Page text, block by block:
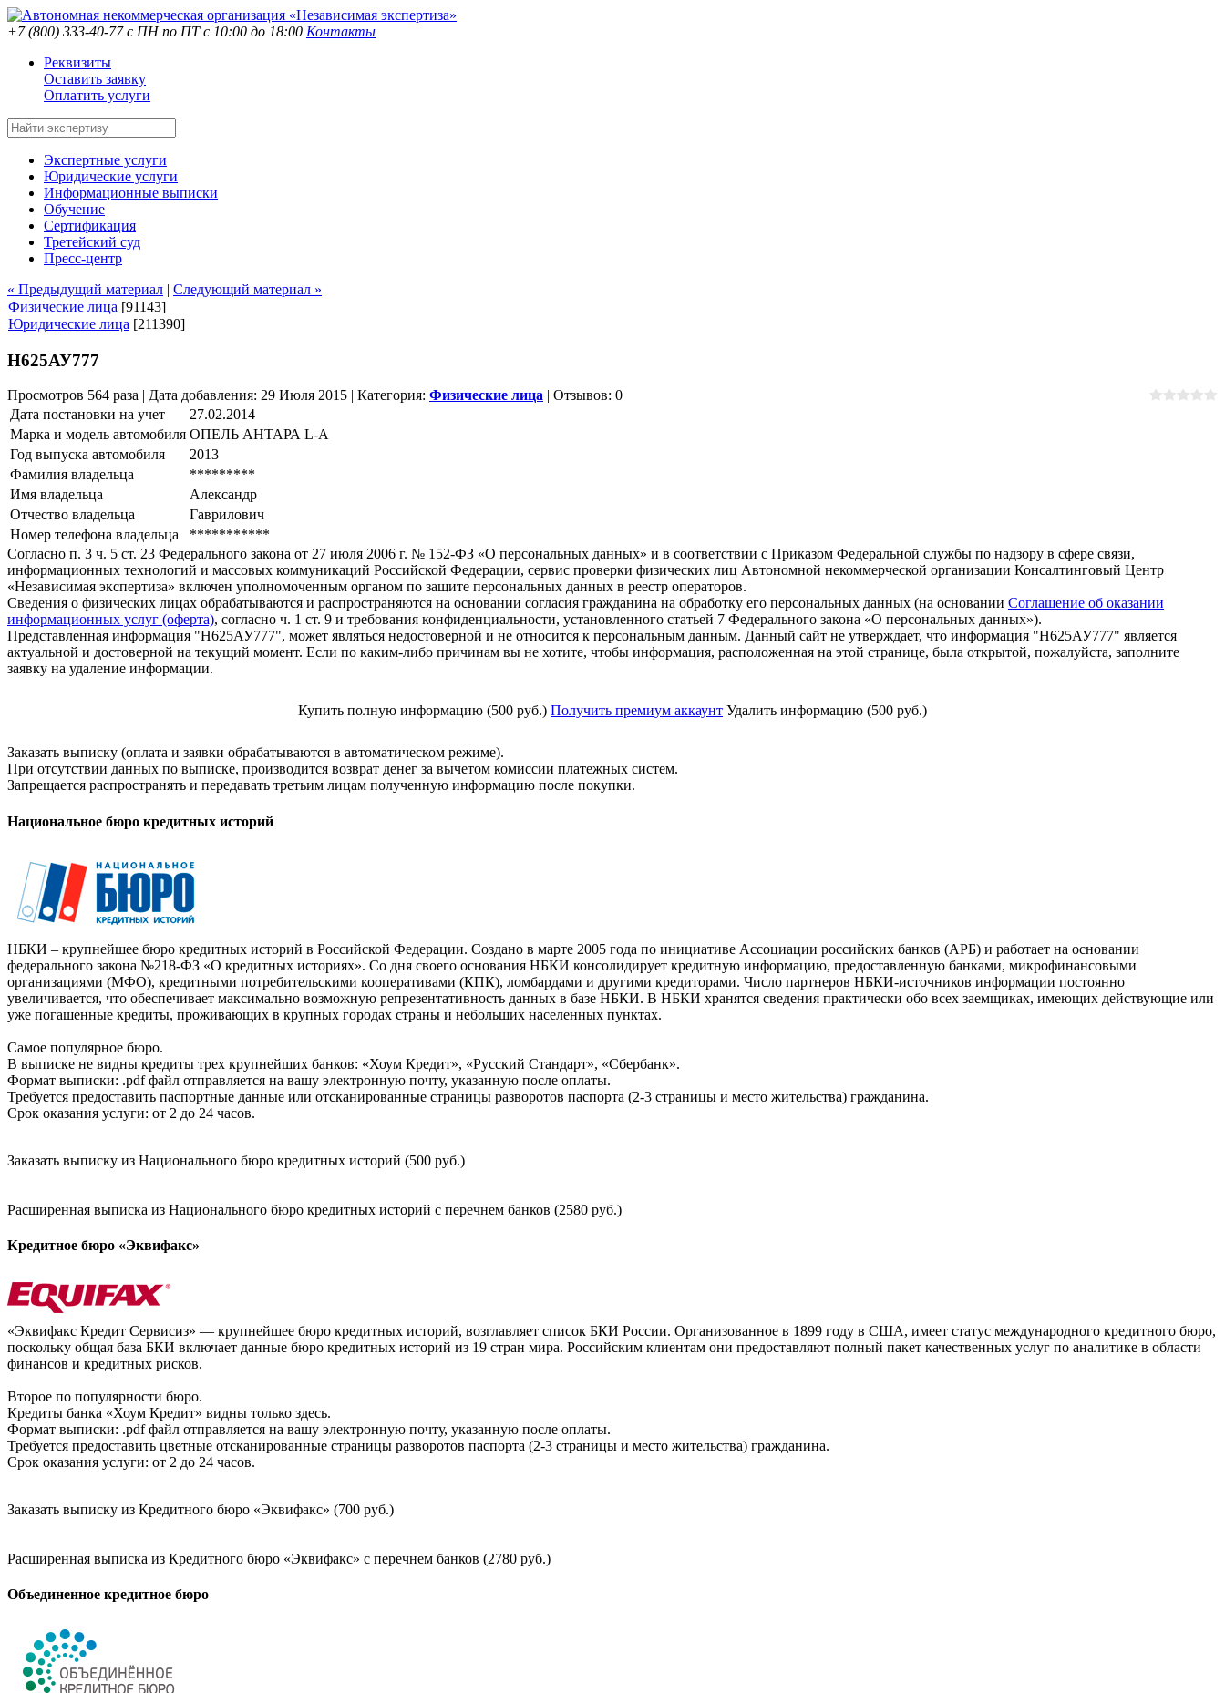
+7 (800) 333-40-77с ПН по ПТ с 10:00 до 18:00 Контакты
Реквизиты
Оставить заявку
Оплатить услуги
Экспертные услуги
Юридические услуги
Информационные выписки
Обучение
Сертификация
Третейский суд
Пресс-центр
« Предыдущий материал | Следующий материал »
Физические лица [91143]
Юридические лица [211390]
Н625АУ777
Просмотров 564 раза | Дата добавления: 29 Июля 2015 | Категория: Физические лица | Отзывов: 0
Дата постановки на учет
27.02.2014
Марка и модель автомобиля ОПЕЛЬ АНТАРА L-А
Год выпуска автомобиля
2013
Фамилия владельца
*********
Имя владельца
Александр
Отчество владельца
Гаврилович
Номер телефона владельца
***********
Согласно п. 3 ч. 5 ст. 23 Федерального закона от 27 июля 2006 г. № 152-ФЗ «О персональных данных» и в соответствии с Приказом Федеральной службы по надзору в сфере связи,
информационных технологий и массовых коммуникаций Российской Федерации, сервис проверки физических лиц Автономной некоммерческой организации Консалтинговый Центр
«Независимая экспертиза» включен уполномоченным органом по защите персональных данных в реестр операторов.
Сведения о физических лицах обрабатываются и распространяются на основании согласия гражданина на обработку его персональных данных (на основании Соглашение об оказании
информационных услуг (оферта), согласно ч. 1 ст. 9 и требования конфиденциальности, установленного статьей 7 Федерального закона «О персональных данных»).
Представленная информация "Н625АУ777", может являться недостоверной и не относится к персональным данным. Данный сайт не утверждает, что информация "Н625АУ777" является
актуальной и достоверной на текущий момент. Если по каким-либо причинам вы не хотите, чтобы информация, расположенная на этой странице, была открытой, пожалуйста, заполните
заявку на удаление информации.
Купить полную информацию (500 руб.) Получить премиум аккаунт Удалить информацию (500 руб.)
Заказать выписку (оплата и заявки обрабатываются в автоматическом режиме).
При отсутствии данных по выписке, производится возврат денег за вычетом комиссии платежных систем.
Запрещается распространять и передавать третьим лицам полученную информацию после покупки.
Национальное бюро кредитных историй
НБКИ – крупнейшее бюро кредитных историй в Российской Федерации. Создано в марте 2005 года по инициативе Ассоциации российских банков (АРБ) и работает на основании
федерального закона №218-ФЗ «О кредитных историях». Со дня своего основания НБКИ консолидирует кредитную информацию, предоставленную банками, микрофинансовыми
организациями (МФО), кредитными потребительскими кооперативами (КПК), ломбардами и другими кредиторами. Число партнеров НБКИ-источников информации постоянно
увеличивается, что обеспечивает максимально возможную репрезентативность данных в базе НБКИ. В НБКИ хранятся сведения практически обо всех заемщиках, имеющих действующие или
уже погашенные кредиты, проживающих в крупных городах страны и небольших населенных пунктах.
Самое популярное бюро.
В выписке не видны кредиты трех крупнейших банков: «Хоум Кредит», «Русский Стандарт», «Сбербанк».
Формат выписки: .pdf файл отправляется на вашу электронную почту, указанную после оплаты.
Требуется предоставить паспортные данные или отсканированные страницы разворотов паспорта (2-3 страницы и место жительства) гражданина.
Срок оказания услуги: от 2 до 24 часов.
Заказать выписку из Национального бюро кредитных историй (500 руб.)
Расширенная выписка из Национального бюро кредитных историй с перечнем банков (2580 руб.)
Кредитное бюро «Эквифакс»
«Эквифакс Кредит Сервисиз» — крупнейшее бюро кредитных историй, возглавляет список БКИ России. Организованное в 1899 году в США, имеет статус международного кредитного бюро,
поскольку общая база БКИ включает данные бюро кредитных историй из 19 стран мира. Российским клиентам они предоставляют полный пакет качественных услуг по аналитике в области
финансов и кредитных рисков.
Второе по популярности бюро.
Кредиты банка «Хоум Кредит» видны только здесь.
Формат выписки: .pdf файл отправляется на вашу электронную почту, указанную после оплаты.
Требуется предоставить цветные отсканированные страницы разворотов паспорта (2-3 страницы и место жительства) гражданина.
Срок оказания услуги: от 2 до 24 часов.
Заказать выписку из Кредитного бюро «Эквифакс» (700 руб.)
Расширенная выписка из Кредитного бюро «Эквифакс» с перечнем банков (2780 руб.)
Объединенное кредитное бюро